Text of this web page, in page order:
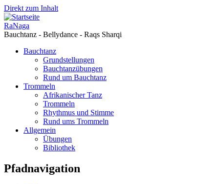
Direkt zum Inhalt
RaNaga
Bauchtanz - Bellydance - Raqs Sharqi
Bauchtanz
Grundstellungen
Bauchtanzübungen
Rund um Bauchtanz
Trommeln
Afrikanischer Tanz
Trommeln
Rhythmus und Stimme
Rund ums Trommeln
Allgemein
Übungen
Bibliothek
Pfadnavigation